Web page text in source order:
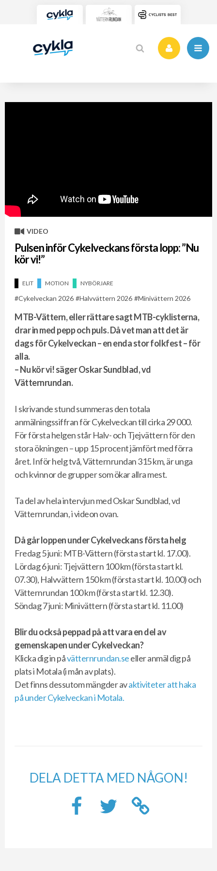
VIDEO
Pulsen inför Cykelveckans första lopp: ”Nu
kör vi!”
ELIT MOTION NYBÖRJARE
Cykelveckan 2026 Halvvättern 2026 Minivättern 2026
MTB-Vättern, eller rättare sagt MTB-cyklisterna,
drar in med pepp och puls. Då vet man att det är
dags för Cykelveckan – en enda stor folkfest – för
alla.
– Nu kör vi! säger Oskar Sundblad, vd
Vätternrundan.
I skrivande stund summeras den totala
anmälningssiffran för Cykelveckan till cirka 29 000.
För första helgen står Halv- och Tjejvättern för den
stora ökningen – upp 15 procent jämfört med förra
året. Inför helg två, Vätternrundan 315 km, är unga
och kvinnor de grupper som ökar allra mest.
Ta del av hela intervjun med Oskar Sundblad, vd
Vätternrundan, i videon ovan.
Då går loppen under Cykelveckans första helg
Fredag 5 juni: MTB-Vättern (första start kl. 17.00).
Lördag 6 juni: Tjejvättern 100 km (första start kl.
07.30), Halvvättern 150 km (första start kl. 10.00) och
Vätternrundan 100 km (första start kl. 12.30).
Söndag 7 juni: Minivättern (första start kl. 11.00)
Blir du också peppad på att vara en del av
gemenskapen under Cykelveckan?
Klicka dig in påvätternrundan.seeller anmäl dig på
plats i Motala (i mån av plats).
Det finns dessutom mängder avaktiviteter att haka
på under Cykelveckan i Motala.
DELA DETTA MED NÅGON!